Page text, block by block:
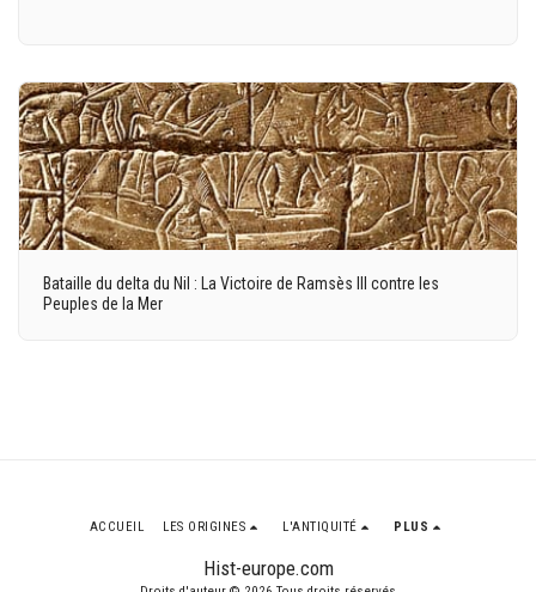
Bataille du delta du Nil : La Victoire de Ramsès III contre les
Peuples de la Mer
Hist-europe.com
ACCUEIL LES ORIGINES L'ANTIQUITÉ PLUS